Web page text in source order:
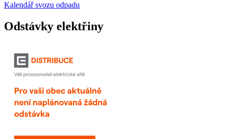
Kalendář svozu odpadu
Odstávky elektřiny